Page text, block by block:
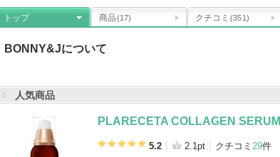
トップ 商品(17) クチコミ (351)
BONNY&Jについて
メーカー名：
BONNY&Jの登録商品 (17件)
人気商品
PLARECETA COLLAGEN SERUM
5.2 2.1pt クチコミ 29件